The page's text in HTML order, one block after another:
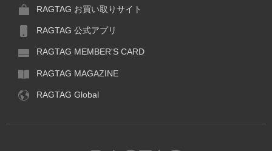
RAGTAG お買い取りサイト
RAGTAG 公式アプリ
RAGTAG MEMBER'S CARD
RAGTAG MAGAZINE
RAGTAG Global